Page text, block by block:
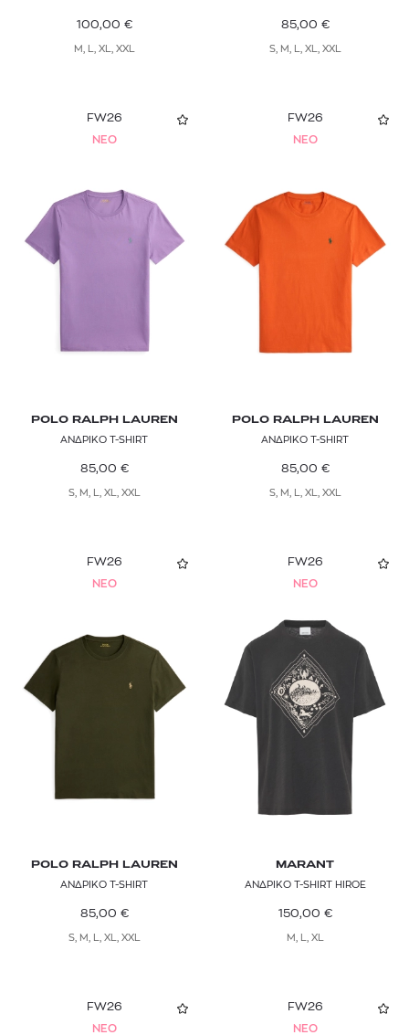
100,00 €
M, L, XL, XXL
85,00 €
S, M, L, XL, XXL
FW26
NEO
POLO RALPH LAUREN
ΑΝΔΡΙΚΟ T-SHIRT
85,00 €
S, M, L, XL, XXL
FW26
NEO
POLO RALPH LAUREN
ΑΝΔΡΙΚΟ T-SHIRT
85,00 €
S, M, L, XL, XXL
FW26
NEO
POLO RALPH LAUREN
ΑΝΔΡΙΚΟ T-SHIRT
85,00 €
S, M, L, XL, XXL
FW26
NEO
MARANT
ΑΝΔΡΙΚΟ T-SHIRT HIROE
150,00 €
M, L, XL
FW26
NEO
FW26
NEO